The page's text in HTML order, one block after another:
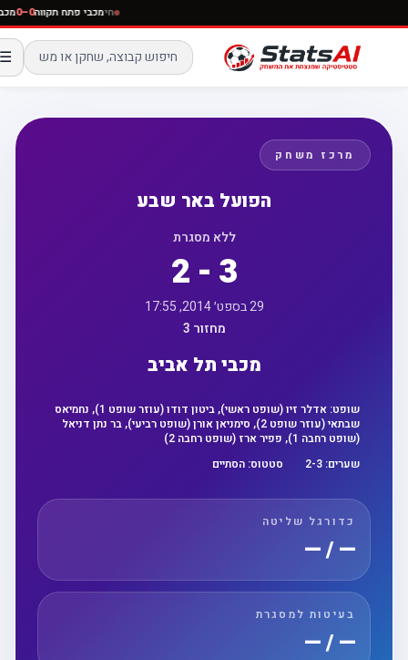
חימכבי פתח תקווה0–0
☰
מרכז משחק
הפועל באר שבע
ללא מסגרת
2 - 3
29 בספט׳ 2014, 17:55
מחזור 3
מכבי תל אביב
שופט:
אדלר זיו (שופט ראשי), ביטון דודו (עוזר שופט 1), נחמיאס
שבתאי (עוזר שופט 2), סימניאן אורן (שופט רביעי), בר נתן דניאל
(שופט רחבה 1), פפיר ארז (שופט רחבה 2)
שערים:
2 -3 סטטוס:הסתיים
כדורגל שליטה
— / —
בעיטות למסגרת
— / —